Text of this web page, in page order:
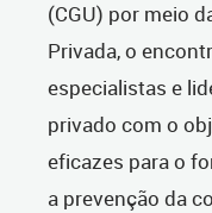
(CGU) por meio
Privada, o
especialistas e
privado com o
eficazes para o
a prevenção da